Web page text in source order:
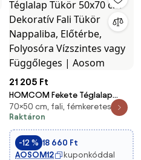
21 205 Ft
HOMCOM Fekete Téglalap
Tükör 50x70 cm Dekoratív Fali
Tükör Nappaliba, Előtérbe,
Folyosóra Vízszintes vagy
Függőleges | Aosom
70×50 cm, fali, fémkeretes
Raktáron
-12 % 18 660 Ft
AOSOM12
kuponkóddal